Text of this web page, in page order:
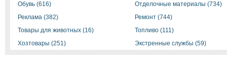
Обувь (616)
Отделочные материалы (734)
Реклама (382)
Ремонт (744)
Товары для животных (16)
Топливо (111)
Хозтовары (251)
Экстренные службы (59)